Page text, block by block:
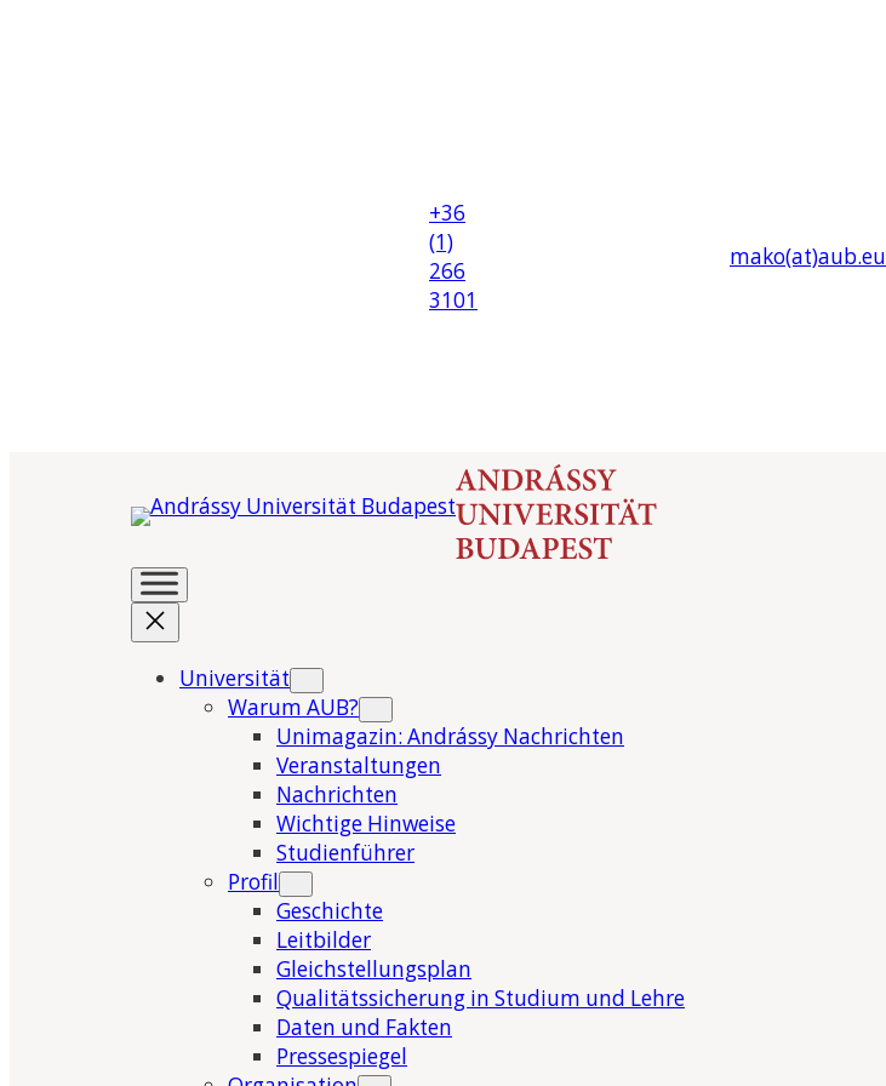
+36
(1)
266
3101
mako(at)aub.eu
Universität
Warum AUB?
Unimagazin: Andrássy Nachrichten
Veranstaltungen
Nachrichten
Wichtige Hinweise
Studienführer
Profil
Geschichte
Leitbilder
Gleichstellungsplan
Qualitätssicherung in Studium und Lehre
Daten und Fakten
Pressespiegel